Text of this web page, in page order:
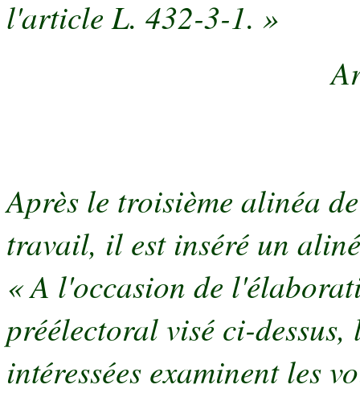
l'article L. 432-3-1. »
Après le troisième alinéa
travail, il est inséré un
« A l'occasion de
préélectoral visé ci-
intéressées examinent les